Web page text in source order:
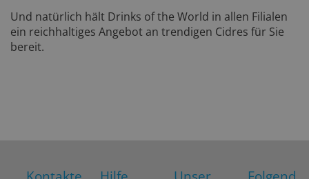
Und natürlich hält Drinks of the World in allen Filialen
ein reichhaltiges Angebot an trendigen Cidres für Sie
bereit.